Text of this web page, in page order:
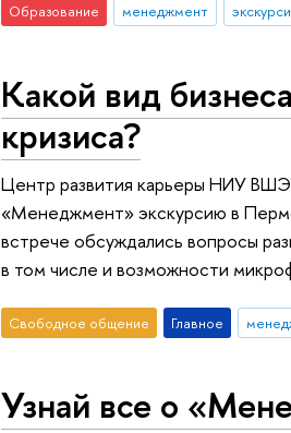
Образование менеджмент
Какой вид
кризиса?
Центр развития карьеры НИУ ВШЭ
«Менеджмент» экскурсию в
встрече обсуждались вопросы
в том числе и возможности
Свободное общение Главное
Узнай все о